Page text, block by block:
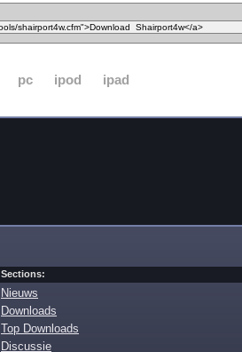
pc ipod ipad
Sections:
Nieuws
Downloads
Top Downloads
Discussie